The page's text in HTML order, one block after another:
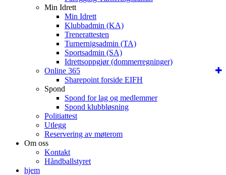
Min Idrett
Min Idrett
Klubbadmin (KA)
Trenerattesten
Turnernigsadmin (TA)
Sportsadmin (SA)
Idrettsoppgjør (dommerregninger)
Online 365
Sharepoint forside EIFH
Spond
Spond for lag og medlemmer
Spond klubbløsning
Politiattest
Utlegg
Reservering av møterom
Om oss
Kontakt
Håndballstyret
hjem